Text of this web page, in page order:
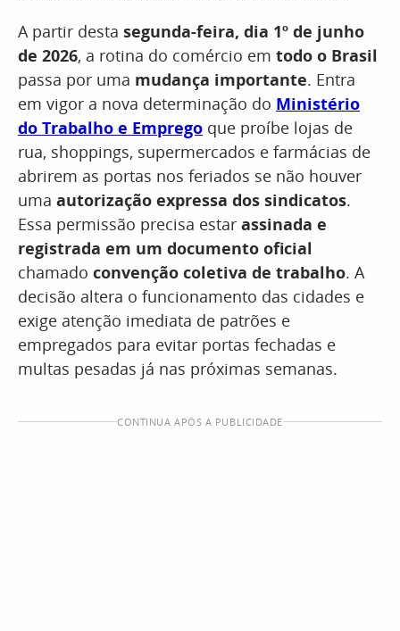
A partir desta segunda-feira, dia 1º de junho
de 2026, a rotina do comércio em todo o Brasil
passa por uma mudança importante. Entra
em vigor a nova determinação do Ministério
do Trabalho e Emprego que proíbe lojas de
rua, shoppings, supermercados e farmácias de
abrirem as portas nos feriados se não houver
uma autorização expressa dos sindicatos.
Essa permissão precisa estar assinada e
registrada em um documento oficial
chamado convenção coletiva de trabalho. A
decisão altera o funcionamento das cidades e
exige atenção imediata de patrões e
empregados para evitar portas fechadas e
multas pesadas já nas próximas semanas.
CONTINUA APÓS A PUBLICIDADE